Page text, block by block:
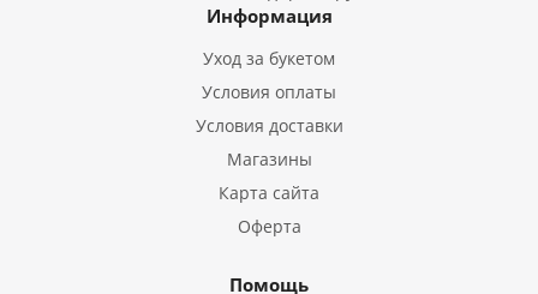
Букеты из Тюльпанов
Информация
Уход за букетом
Условия оплаты
Условия доставки
Магазины
Карта сайта
Оферта
Помощь